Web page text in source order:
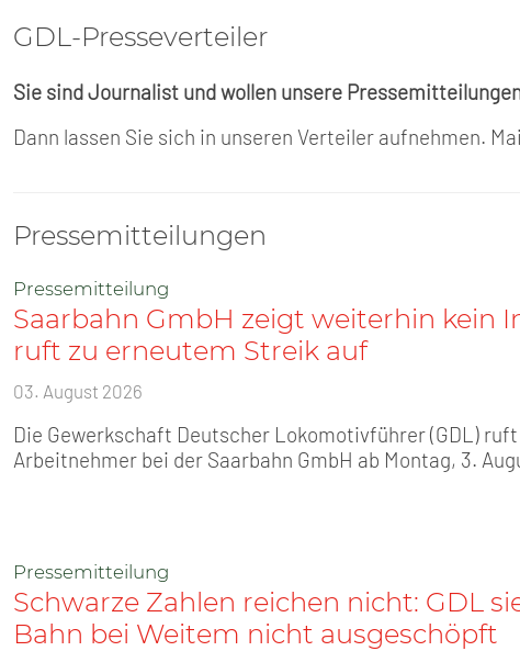
GDL-Presse­verteiler
Sie sind Journalist und wollen unsere
Dann lassen Sie sich in unseren Verteiler aufnehmen.
Pressemitteilungen
Pressemitteilung
Saarbahn GmbH zeigt weiterhin kein
ruft zu erneutem Streik auf
03. August 2026
Die Gewerkschaft Deutscher Lokomotivführer (GDL)
Arbeitnehmer bei der Saarbahn GmbH ab Montag, 3.
Pressemitteilung
Schwarze Zahlen reichen nicht: GDL
Bahn bei Weitem nicht ausgeschöpft